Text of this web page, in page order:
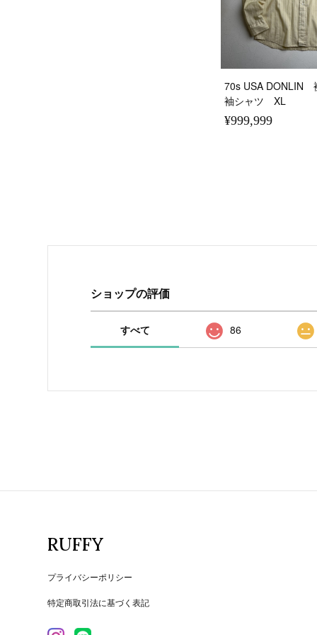
70s USA
袖シャツ XL
¥999,999
ショップの評価
すべて 86
RUFFY
プライバシーポリシー
特定商取引法に基づく表記